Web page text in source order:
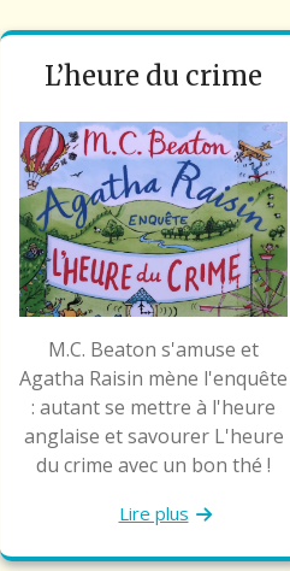
L’heure du crime
M.C. Beaton s'amuse et
Agatha Raisin mène l'enquête
: autant se mettre à l'heure
anglaise et savourer L'heure
du crime avec un bon thé !
Lire plus